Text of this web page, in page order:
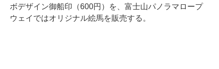
ボデザイン御船印（600円）を、富士山パノラマロープ
ウェイではオリジナル絵馬を販売する。